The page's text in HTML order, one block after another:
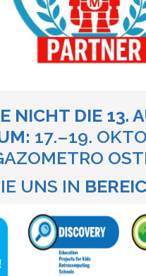
NICHT DIE 13.
17.–19.
UNS IN